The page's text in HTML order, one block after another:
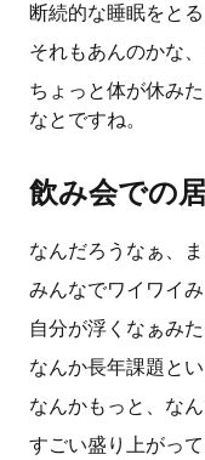
断続的な睡眠をと
それもあんのかな
ちょっと体が休み
なとですね。
飲み会での
なんだろうなぁ、
みんなでワイワイみ
自分が浮くなぁみ
なんか長年課題とい
なんかもっと、な
すごい盛り上がっ